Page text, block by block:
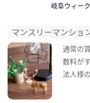
岐阜ウィー
マンスリーマンショ
通常の
数料が
法人様